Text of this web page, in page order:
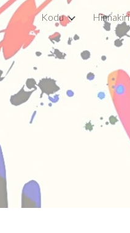
Skip to navigation
Kodu Hinnakiri